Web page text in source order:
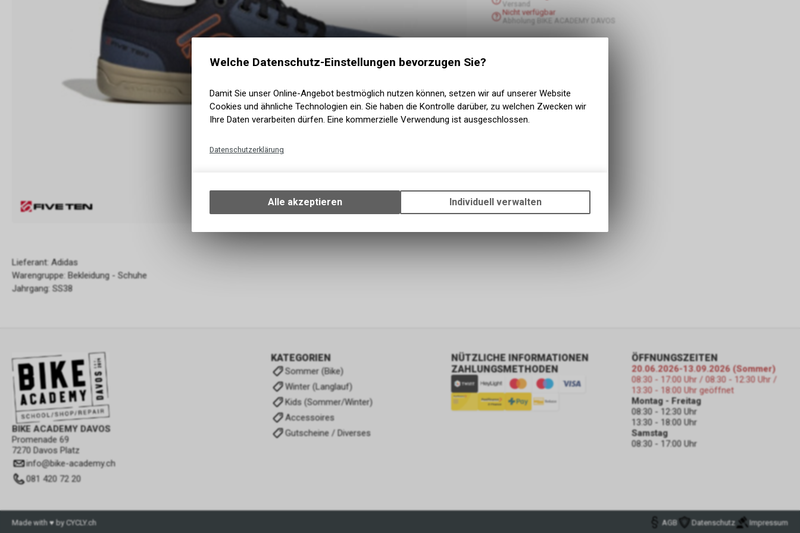
Versand
Nicht verfügbar
Abholung BIKE ACADEMY DAVOS
Lieferant: Adidas
Warengruppe: Bekleidung - Schuhe
Jahrgang: SS38
BIKE ACADEMY DAVOS
Promenade 69
7270 Davos Platz
info@bike-academy.ch
081 420 72 20
KATEGORIEN
Sommer (Bike)
Winter (Langlauf)
Kids (Sommer/Winter)
Accessoires
Gutscheine / Diverses
NÜTZLICHE INFORMATIONEN
ZAHLUNGSMETHODEN
ÖFFNUNGSZEITEN
20.06.2026-13.09.2026 (Sommer)
08:30 - 17:00 Uhr / 08:30 - 12:30 Uhr /
13:30 - 18:00 Uhr geöffnet
Montag - Freitag
08:30 - 12:30 Uhr
13:30 - 18:00 Uhr
Samstag
08:30 - 17:00 Uhr
Made with ♥ by CYCLY.ch AGB Datenschutz Impressum
Welche Datenschutz-Einstellungen bevorzugen Sie?
Damit Sie unser Online-Angebot bestmöglich nutzen können, setzen wir auf unserer Website
Cookies und ähnliche Technologien ein. Sie haben die Kontrolle darüber, zu welchen Zwecken wir
Ihre Daten verarbeiten dürfen. Eine kommerzielle Verwendung ist ausgeschlossen.
Datenschutzerklärung
Ihrem Gerät, um die grundlegenden Funktionen unseres Online-Angebots, wie die
Verwendung des Warenkorbs, zu ermöglichen. Bitte beachten Sie, dass die
zulassen.
Alle akzeptieren Individuell verwalten